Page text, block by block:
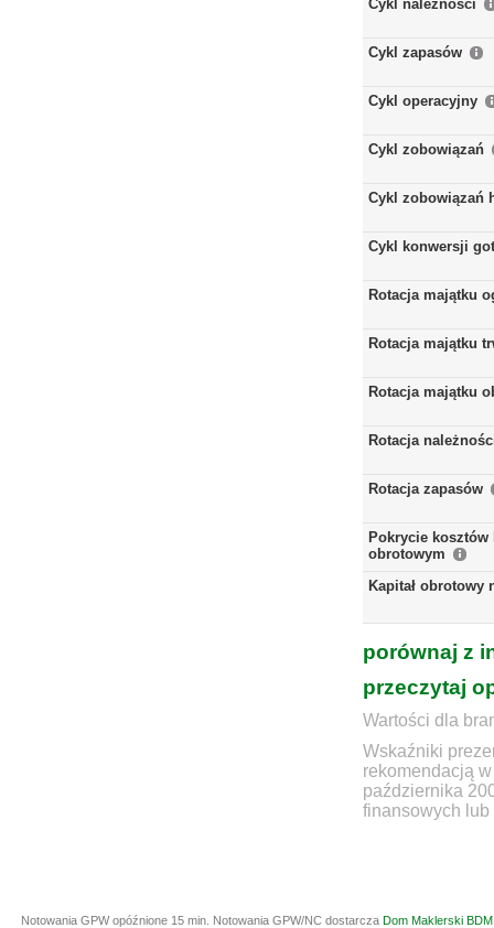
Cykl należności
Cykl zapasów
Cykl operacyjny
Cykl zobowiązań
Cykl zobowiązań
Cykl konwersji
Rotacja majątku
Rotacja majątku
Rotacja majątku
Rotacja
Rotacja zapasów
Pokrycie kosztów
obrotowym
Kapitał obrotowy
porównaj z
przeczytaj
Wartości dla
Wskaźniki
rekomendacją
października
finansowych lub
Notowania GPW opóźnione 15 min. Notowania GPW/NC dostarcza Dom Maklerski